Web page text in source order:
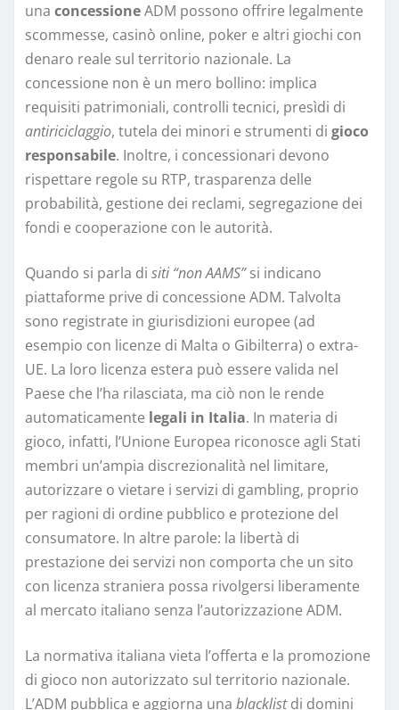
una concessioneADM possono offrire legalmente
scommesse, casinò online, poker e altri giochi con
denaro reale sul territorio nazionale. La
concessione non è un mero bollino: implica
requisiti patrimoniali, controlli tecnici, presìdi di
antiriciclaggio, tutela dei minori e strumenti di gioco
responsabile. Inoltre, i concessionari devono
rispettare regole su RTP, trasparenza delle
probabilità, gestione dei reclami, segregazione dei
fondi e cooperazione con le autorità.
Quando si parla di siti “non AAMS”si indicano
piattaforme prive di concessione ADM. Talvolta
sono registrate in giurisdizioni europee (ad
esempio con licenze di Malta o Gibilterra) o extra-
UE. La loro licenza estera può essere valida nel
Paese che l’ha rilasciata, ma ciò non le rende
automaticamente legali in Italia. In materia di
gioco, infatti, l’Unione Europea riconosce agli Stati
membri un’ampia discrezionalità nel limitare,
autorizzare o vietare i servizi di gambling, proprio
per ragioni di ordine pubblico e protezione del
consumatore. In altre parole: la libertà di
prestazione dei servizi non comporta che un sito
con licenza straniera possa rivolgersi liberamente
al mercato italiano senza l’autorizzazione ADM.
La normativa italiana vieta l’offerta e la promozione
di gioco non autorizzato sul territorio nazionale.
L’ADM pubblica e aggiorna una blacklistdi domini